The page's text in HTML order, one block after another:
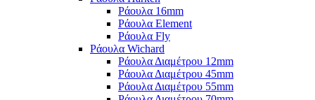
Ράουλα 16mm
Ράουλα Element
Ράουλα Fly
Ράουλα Wichard
Ράουλα Διαμέτρου 12mm
Ράουλα Διαμέτρου 45mm
Ράουλα Διαμέτρου 55mm